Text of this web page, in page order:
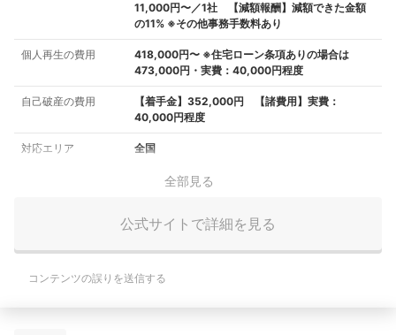
11,000円〜／1社 【減額報酬】減額できた金額
の11% ※その他事務手数料あり
個人再生の費用
418,000円〜 ※住宅ローン条項ありの場合は
473,000円・実費：40,000円程度
自己破産の費用
【着手金】352,000円 【諸費用】実費：
40,000円程度
対応エリア 全国
全部見る
公式サイトで詳細を見る
コンテンツの誤りを送信する